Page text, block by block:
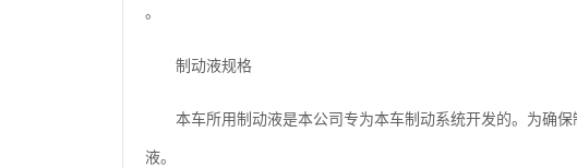
。
制动液规格
本车所用制动液是本公司专为本车制动系统开发的。为确
液。